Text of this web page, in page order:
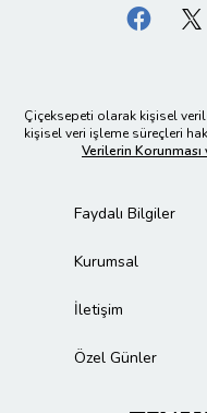
Çiçeksepeti olarak kişisel
kişisel veri işleme süreçleri
Verilerin
Faydalı Bilgiler
Kurumsal
İletişim
Özel Günler